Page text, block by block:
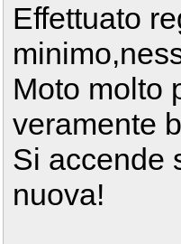
Effettuato
Moto molto
veramente
Si accende
nuova!